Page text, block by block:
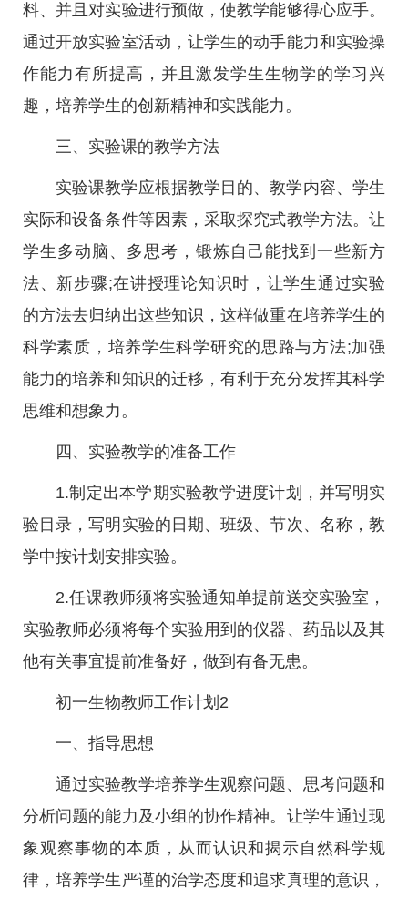
料、并且对实验进行预做，使教学能够得心应手。
通过开放实验室活动，让学生的动手能力和实验操
作能力有所提高，并且激发学生生物学的学习兴
趣，培养学生的创新精神和实践能力。
三、实验课的教学方法
实验课教学应根据教学目的、教学内容、学生
实际和设备条件等因素，采取探究式教学方法。让
学生多动脑、多思考，锻炼自己能找到一些新方
法、新步骤;在讲授理论知识时，让学生通过实验
的方法去归纳出这些知识，这样做重在培养学生的
科学素质，培养学生科学研究的思路与方法;加强
能力的培养和知识的迁移，有利于充分发挥其科学
思维和想象力。
四、实验教学的准备工作
1.制定出本学期实验教学进度计划，并写明实
验目录，写明实验的日期、班级、节次、名称，教
学中按计划安排实验。
2.任课教师须将实验通知单提前送交实验室，
实验教师必须将每个实验用到的仪器、药品以及其
他有关事宜提前准备好，做到有备无患。
初一生物教师工作计划2
一、指导思想
通过实验教学培养学生观察问题、思考问题和
分析问题的能力及小组的协作精神。让学生通过现
象观察事物的本质，从而认识和揭示自然科学规
律，培养学生严谨的治学态度和追求真理的意识，